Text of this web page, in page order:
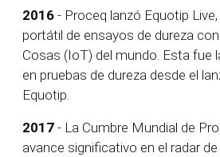
2016 - Proceq lanzó Equotip
portátil de ensayos de dureza
Cosas (IoT) del mundo. Esta fue
en pruebas de dureza desde el
Equotip.
2017 - La Cumbre Mundial de
avance significativo en el radar